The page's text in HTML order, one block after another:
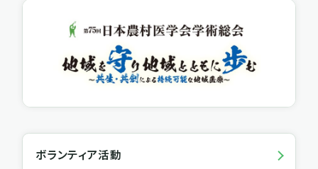
ボランティア活動